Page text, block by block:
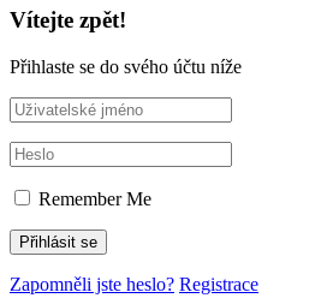
Vítejte zpět!
Přihlaste se do svého účtu níže
Remember Me
Zapomněli jste heslo? Registrace